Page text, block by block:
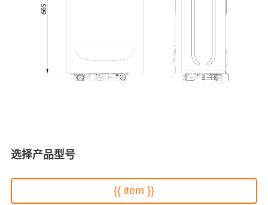
选择产品型号
{{ item }}